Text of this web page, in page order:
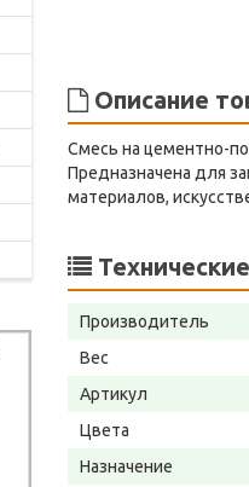
Описание
Смесь на цементно-
Предназначена для
материалов,
Производитель
Вес
Артикул
Цвета
Назначение